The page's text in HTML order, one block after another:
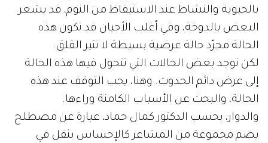
بالحيوية والنشاط عند الاستيقاظ من النوم، قد يشعر
البعض بالدوخة، وفي أغلب الأحيان قد تكون هذه
الحالة مجرّد حالة عرضية بسيطة لا تثير القلق.
لكن توجد بعض الحالات التي تتحول فيها هذه الحالة
إلى عرض دائم الحدوث. وهنا، يجب التوقف عند هذه
الحالة، والبحث عن الأسباب الكامنة وراءها.
والدوار، بحسب الدكتور كمال حماد، عبارة عن مصطلح
يضم مجموعة من المشاعر كالإحساس بثقل في